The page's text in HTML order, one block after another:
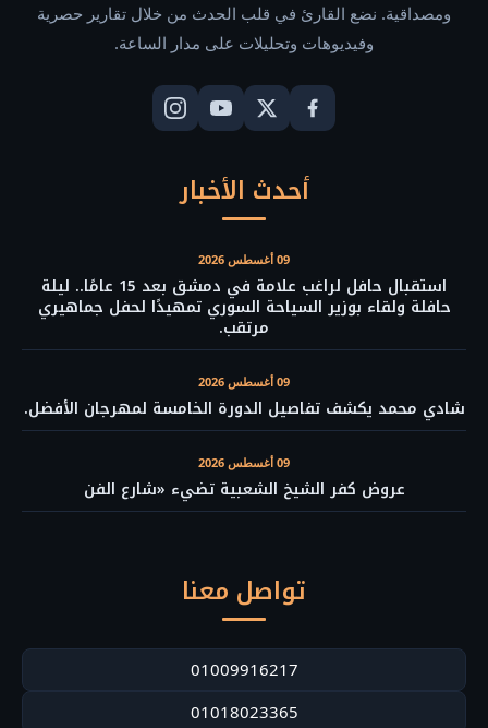
ومصداقية. نضع القارئ في قلب الحدث من خلال تقارير حصرية
وفيديوهات وتحليلات على مدار الساعة.
أحدث الأخبار
09 أغسطس 2026
استقبال حافل لراغب علامة في دمشق بعد 15 عامًا.. ليلة
حافلة ولقاء بوزير السياحة السوري تمهيدًا لحفل جماهيري
مرتقب.
09 أغسطس 2026
شادي محمد يكشف تفاصيل الدورة الخامسة لمهرجان الأفضل.
09 أغسطس 2026
عروض كفر الشيخ الشعبية تضيء «شارع الفن
تواصل معنا
01009916217
01018023365